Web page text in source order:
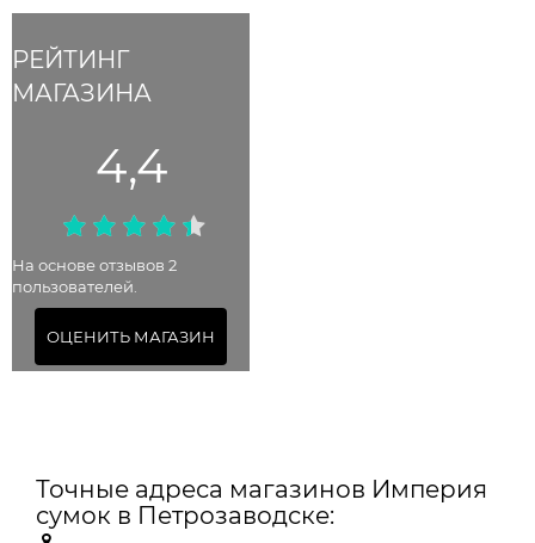
РЕЙТИНГ
МАГАЗИНА
4,4
На основе отзывов 2
пользователей.
ОЦЕНИТЬ МАГАЗИН
Точные адреса магазинов Империя
сумок в Петрозаводске: